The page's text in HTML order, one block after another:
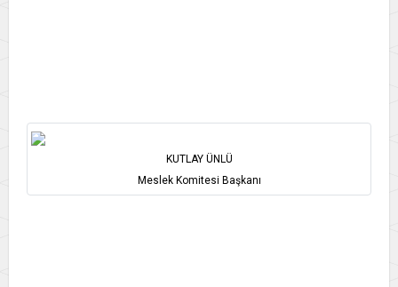
KUTLAY ÜNLÜ
Meslek Komitesi Başkanı